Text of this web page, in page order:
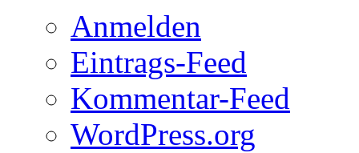
Anmelden
Eintrags-Feed
Kommentar-Feed
WordPress.org